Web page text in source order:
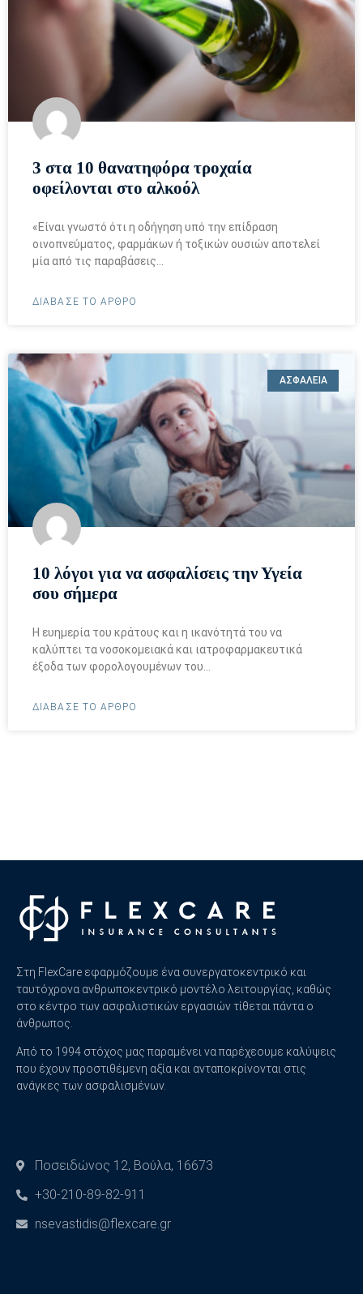
3 στα 10 θανατηφόρα τροχαία
οφείλονται στο αλκοόλ
«Είναι γνωστό ότι η οδήγηση υπό την επίδραση
οινοπνεύματος, φαρμάκων ή τοξικών ουσιών αποτελεί
μία από τις παραβάσεις…
ΔΙΑΒΑΣΕ ΤΟ ΑΡΘΡΟ
ΑΣΦΑΛΕΙΑ
10 λόγοι για να ασφαλίσεις την Υγεία
σου σήμερα
Η ευημερία του κράτους και η ικανότητά του να
καλύπτει τα νοσοκομειακά και ιατροφαρμακευτικά
έξοδα των φορολογουμένων του…
ΔΙΑΒΑΣΕ ΤΟ ΑΡΘΡΟ
Στη FlexCare εφαρμόζουμε ένα συνεργατοκεντρικό και
ταυτόχρονα ανθρωποκεντρικό μοντέλο λειτουργίας, καθώς
στο κέντρο των ασφαλιστικών εργασιών τίθεται πάντα ο
άνθρωπος.
Από το 1994 στόχος μας παραμένει να παρέχεουμε καλύψεις
που έχουν προστιθέμενη αξία και ανταποκρίνονται στις
ανάγκες των ασφαλισμένων.
Ποσειδώνος 12, Βούλα, 16673
+30-210-89-82-911
nsevastidis@flexcare.gr